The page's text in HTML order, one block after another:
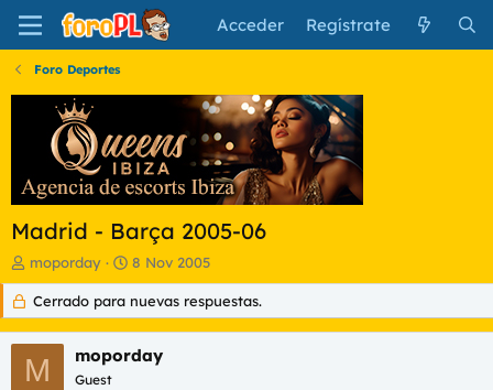
Acceder Regístrate
Foro Deportes
Madrid - Barça 2005-06
I
n
c
i
a
d
moporday
F
e
c
h
d
8 Nov 2005
Cerrado para nuevas respuestas.
M moporday
Guest